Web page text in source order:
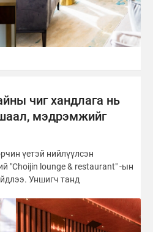
чиг хандлага нь
мэдрэмжийг
үетэй нийлүүлсэн
"Choijin lounge & restaurant" -ын
Уншигч танд